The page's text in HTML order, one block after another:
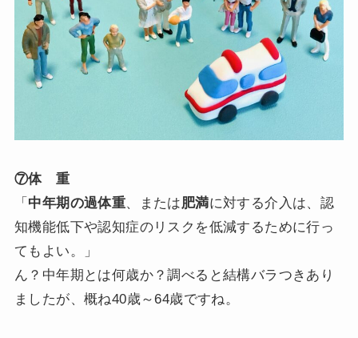
⑦体 重
「 中年期の過体重、または肥満に対する介入は、認
知機能低下や認知症のリスクを低減するために行っ
てもよい。」
ん？中年期とは何歳か？調べると結構バラつきあり
ましたが、概ね40歳～64歳ですね。